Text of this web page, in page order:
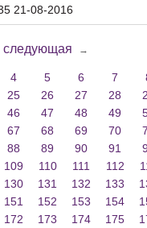
21-08-2016
следующая →
4 5 6 7
25 26 27 28
46 47 48 49
67 68 69 70
88 89 90 91
109 110 111 112
130 131 132 133
151 152 153 154
172 173 174 175